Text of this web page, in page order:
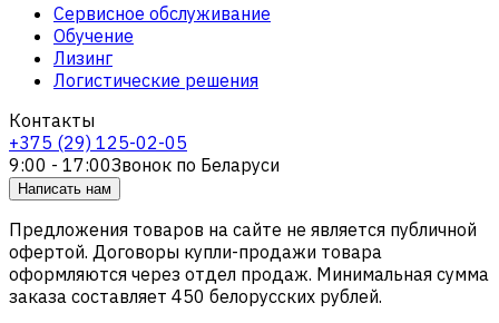
Сервисное обслуживание
Обучение
Лизинг
Логистические решения
Контакты
+375 (29) 125-02-05
9:00 - 17:00Звонок по Беларуси
Написать нам
Предложения товаров на сайте не является публичной
офертой. Договоры купли-продажи товара
оформляются через отдел продаж. Минимальная сумма
заказа составляет 450 белорусских рублей.